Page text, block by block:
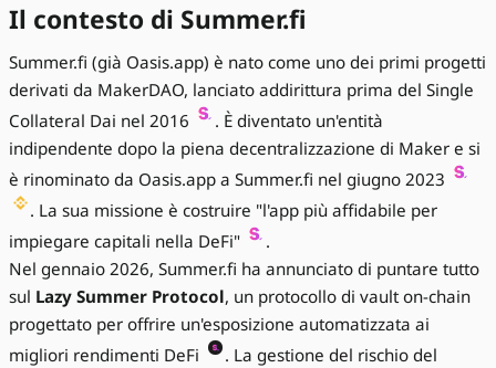
Il contesto di Summer.fi
Summer.fi (già Oasis.app) è nato come uno dei primi progetti
derivati da MakerDAO, lanciato addirittura prima del Single
Collateral Dai nel 2016
. È diventato un'entità
indipendente dopo la piena decentralizzazione di Maker e si
è rinominato da Oasis.app a Summer.fi nel giugno 2023
. La sua missione è costruire "l'app più affidabile per
impiegare capitali nella DeFi"
.
Nel gennaio 2026, Summer.fi ha annunciato di puntare tutto
sul Lazy Summer Protocol, un protocollo di vault on-chain
progettato per offrire un'esposizione automatizzata ai
migliori rendimenti DeFi
. La gestione del rischio del